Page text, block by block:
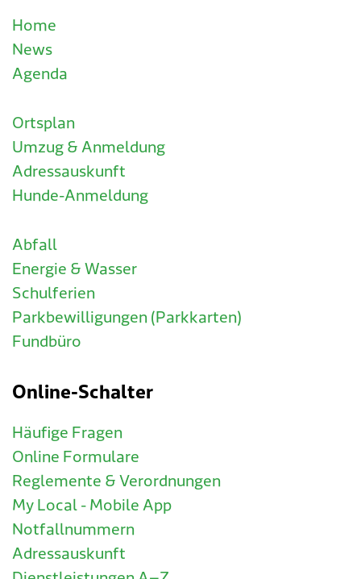
Home
News
Agenda
Ortsplan
Umzug & Anmeldung
Adressauskunft
Hunde-Anmeldung
Abfall
Energie & Wasser
Schulferien
Parkbewilligungen (Parkkarten)
Fundbüro
Online-Schalter
Häufige Fragen
Online Formulare
Reglemente & Verordnungen
My Local - Mobile App
Notfallnummern
Adressauskunft